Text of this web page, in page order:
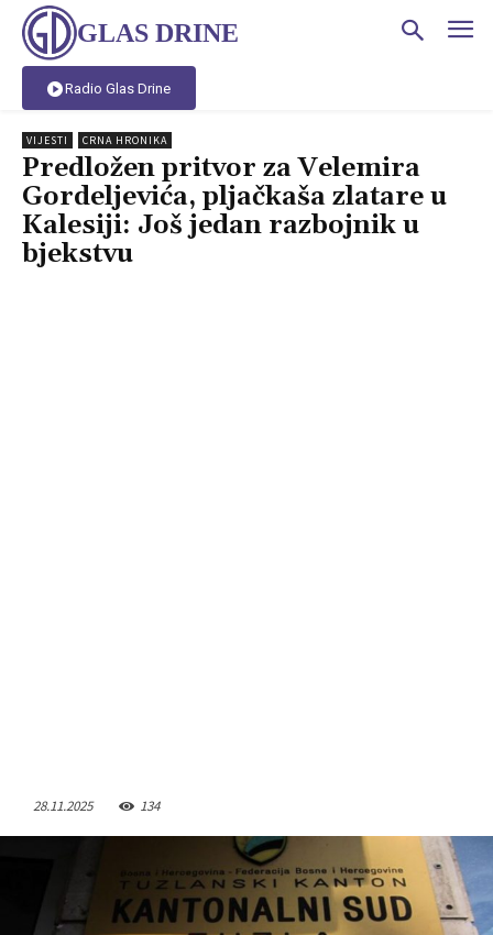
GLAS DRINE
Radio Glas Drine
VIJESTI CRNA HRONIKA
Predložen pritvor za Velemira
Gordeljevića, pljačkaša zlatare u
Kalesiji: Još jedan razbojnik u
bjekstvu
28.11.2025 134